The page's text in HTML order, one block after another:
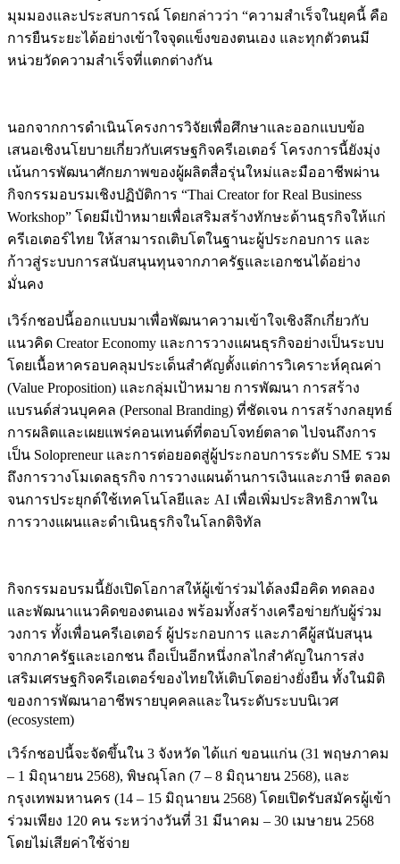
มุมมองและประสบการณ์ โดยกล่าวว่า “ความสำเร็จในยุคนี้ คือ
การยืนระยะได้อย่างเข้าใจจุดแข็งของตนเอง และทุกตัวตนมี
หน่วยวัดความสำเร็จที่แตกต่างกัน
นอกจากการดำเนินโครงการวิจัยเพื่อศึกษาและออกแบบข้อ
เสนอเชิงนโยบายเกี่ยวกับเศรษฐกิจครีเอเตอร์ โครงการนี้ยังมุ่ง
เน้นการพัฒนาศักยภาพของผู้ผลิตสื่อรุ่นใหม่และมืออาชีพผ่าน
กิจกรรมอบรมเชิงปฏิบัติการ “Thai Creator for Real Business
Workshop” โดยมีเป้าหมายเพื่อเสริมสร้างทักษะด้านธุรกิจให้แก่
ครีเอเตอร์ไทย ให้สามารถเติบโตในฐานะผู้ประกอบการ และ
ก้าวสู่ระบบการสนับสนุนทุนจากภาครัฐและเอกชนได้อย่าง
มั่นคง
เวิร์กชอปนี้ออกแบบมาเพื่อพัฒนาความเข้าใจเชิงลึกเกี่ยวกับ
แนวคิด Creator Economy และการวางแผนธุรกิจอย่างเป็นระบบ
โดยเนื้อหาครอบคลุมประเด็นสำคัญตั้งแต่การวิเคราะห์คุณค่า
(Value Proposition) และกลุ่มเป้าหมาย การพัฒนา การสร้าง
แบรนด์ส่วนบุคคล (Personal Branding) ที่ชัดเจน การสร้างกลยุทธ์
การผลิตและเผยแพร่คอนเทนต์ที่ตอบโจทย์ตลาด ไปจนถึงการ
เป็น Solopreneur และการต่อยอดสู่ผู้ประกอบการระดับ SME รวม
ถึงการวางโมเดลธุรกิจ การวางแผนด้านการเงินและภาษี ตลอด
จนการประยุกต์ใช้เทคโนโลยีและ AI เพื่อเพิ่มประสิทธิภาพใน
การวางแผนและดำเนินธุรกิจในโลกดิจิทัล
กิจกรรมอบรมนี้ยังเปิดโอกาสให้ผู้เข้าร่วมได้ลงมือคิด ทดลอง
และพัฒนาแนวคิดของตนเอง พร้อมทั้งสร้างเครือข่ายกับผู้ร่วม
วงการ ทั้งเพื่อนครีเอเตอร์ ผู้ประกอบการ และภาคีผู้สนับสนุน
จากภาครัฐและเอกชน ถือเป็นอีกหนึ่งกลไกสำคัญในการส่ง
เสริมเศรษฐกิจครีเอเตอร์ของไทยให้เติบโตอย่างยั่งยืน ทั้งในมิติ
ของการพัฒนาอาชีพรายบุคคลและในระดับระบบนิเวศ
(ecosystem)
เวิร์กชอปนี้จะจัดขึ้นใน 3 จังหวัด ได้แก่ ขอนแก่น (31 พฤษภาคม
– 1 มิถุนายน 2568), พิษณุโลก (7 – 8 มิถุนายน 2568), และ
กรุงเทพมหานคร (14 – 15 มิถุนายน 2568) โดยเปิดรับสมัครผู้เข้า
ร่วมเพียง 120 คน ระหว่างวันที่ 31 มีนาคม – 30 เมษายน 2568
โดยไม่เสียค่าใช้จ่าย